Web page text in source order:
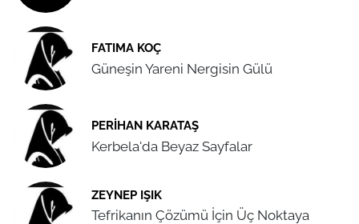
FATIMA KOÇ
Güneşin Yareni Nergisin Gülü
PERIHAN KARATAŞ
Kerbela'da Beyaz Sayfalar
ZEYNEP IŞIK
Tefrikanın Çözümü İçin Üç Noktaya